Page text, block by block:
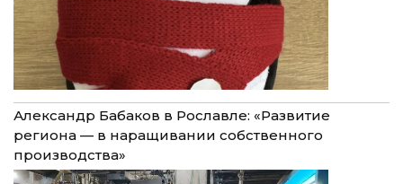
Александр Бабаков в Рославле: «Развитие
региона — в наращивании собственного
производства»